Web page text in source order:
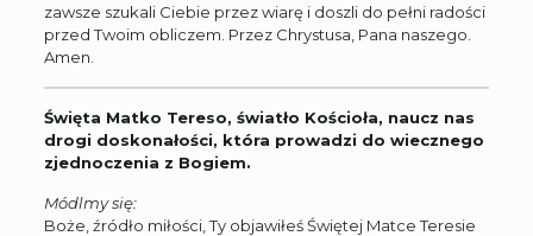
zawsze szukali Ciebie przez wiarę i doszli do pełni radości
przed Twoim obliczem. Przez Chrystusa, Pana naszego.
Amen.
Święta Matko Tereso, światło Kościoła, naucz nas
drogi doskonałości, która prowadzi do wiecznego
zjednoczenia z Bogiem.
Módlmy się:
Boże, źródło miłości, Ty objawiłeś Świętej Matce Teresie